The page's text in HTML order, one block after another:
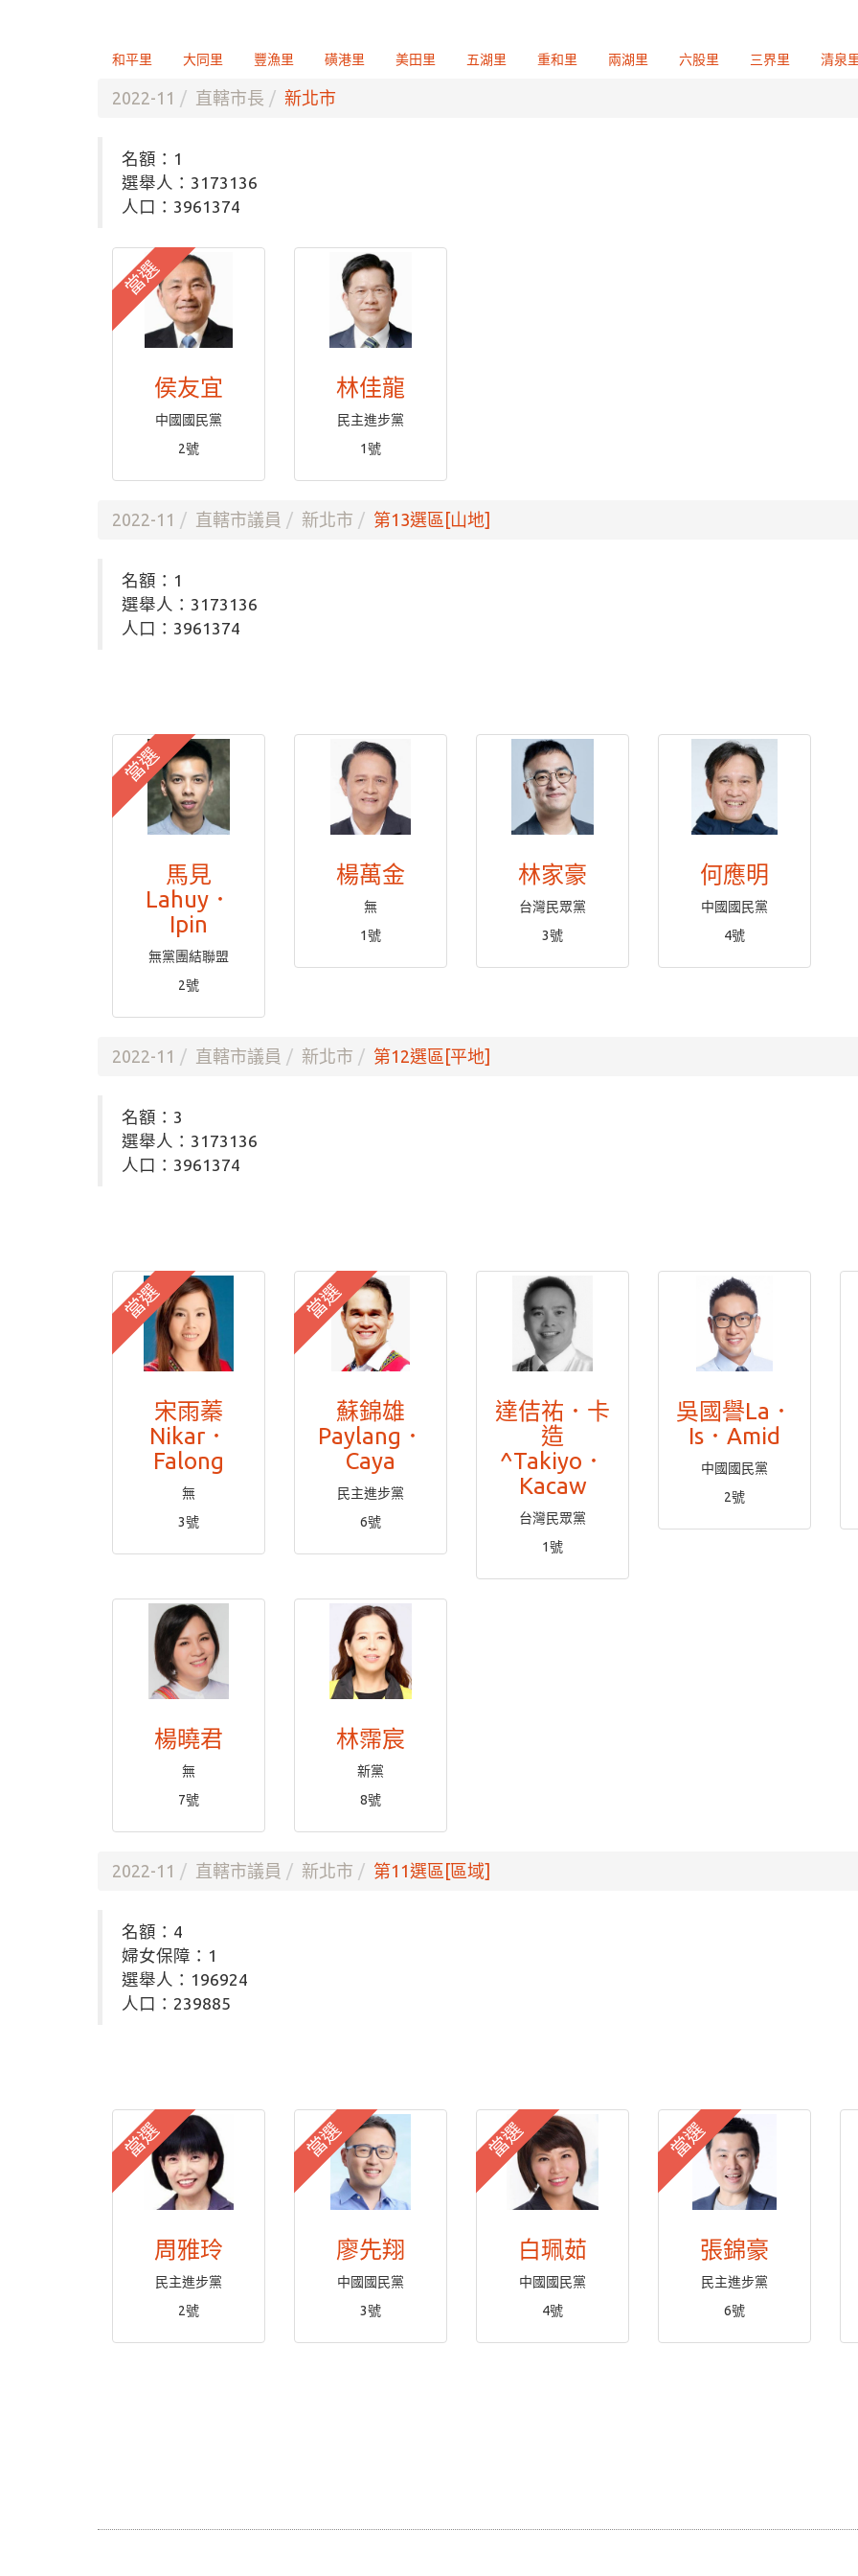
和平里 大同里 豐漁里 磺港里 美田里 五湖里 重和里 兩湖里 六股里 三界里 清泉
2022-11 直轄市長 新北市
名額：1
選舉人：3173136
人口：3961374
當選
侯友宜
中國國民黨
2號
林佳龍
民主進步黨
1號
2022-11 直轄市議員 新北市 第13選區[山地]
名額：1
選舉人：3173136
人口：3961374
當選
馬見
Lahuy．
Ipin
無黨團結聯盟
2號
楊萬金
無
1號
林家豪
台灣民眾黨
3號
何應明
中國國民黨
4號
2022-11 直轄市議員 新北市 第12選區[平地]
名額：3
選舉人：3173136
人口：3961374
當選
宋雨蓁
Nikar．
Falong
無
3號
當選
蘇錦雄
Paylang．
Caya
民主進步黨
6號
達佶祐．卡
造
^Takiyo．
Kacaw
台灣民眾黨
1號
吳國譽La．
Is．Amid
中國國民黨
2號
楊曉君
無
7號
林霈宸
新黨
8號
2022-11 直轄市議員 新北市 第11選區[區域]
名額：4
婦女保障：1
選舉人：196924
人口：239885
當選
周雅玲
民主進步黨
2號
當選
廖先翔
中國國民黨
3號
當選
白珮茹
中國國民黨
4號
當選
張錦豪
民主進步黨
6號